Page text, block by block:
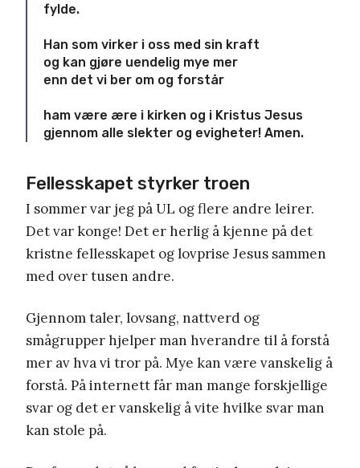
fylde.
Han som virker i oss med sin kraft
og kan gjøre uendelig mye mer
enn det vi ber om og forstår
ham være ære i kirken og i Kristus Jesus
gjennom alle slekter og evigheter! Amen.
Fellesskapet styrker troen
I sommervar jeg påUL og flere andre leirer.
Detvar konge! Det erherlig å kjenne på det
kristne fellesskapet oglovprise Jesus sammen
med over tusen andre.
Gjennomtaler, lovsang, nattverd og
smågrupper hjelper man hverandre til å forstå
mer av hva vi tror på. Mye kan være vanskelig å
forstå. På internett får man mange forskjellige
svar og det er vanskelig å vite hvilke svar man
kan stole på.